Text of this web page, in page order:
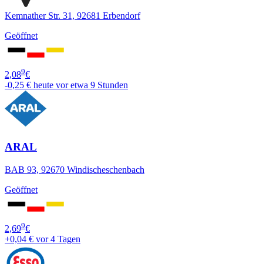
Kemnather Str. 31, 92681 Erbendorf
Geöffnet
2,089€
-0,25 € heute vor etwa 9 Stunden
ARAL
BAB 93, 92670 Windischeschenbach
Geöffnet
2,699€
+0,04 € vor 4 Tagen